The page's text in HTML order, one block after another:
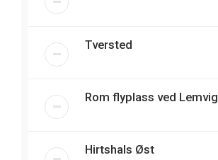
Tversted
Rom flyplass ved Lemvig
Hirtshals Øst